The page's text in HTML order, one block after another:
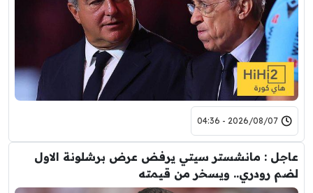
2026/08/07 - 04:36
عاجل : مانشستر سيتي يرفض عرض برشلونة الاول
لضم رودري.. ويسخر من قيمته